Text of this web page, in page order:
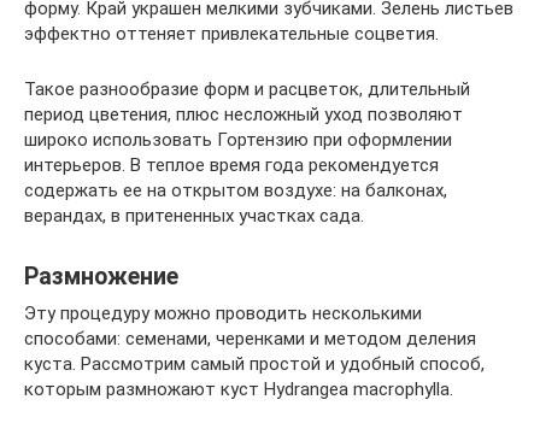
форму. Край украшен мелкими зубчиками. Зелень листьев
эффектно оттеняет привлекательные соцветия.
Такое разнообразие форм и расцветок, длительный
период цветения, плюс несложный уход позволяют
широко использовать Гортензию при оформлении
интерьеров. В теплое время года рекомендуется
содержать ее на открытом воздухе: на балконах,
верандах, в притененных участках сада.
Размножение
Эту процедуру можно проводить несколькими
способами: семенами, черенками и методом деления
куста. Рассмотрим самый простой и удобный способ,
которым размножают куст Hydrangea macrophylla.